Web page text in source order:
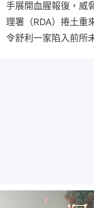
手展開血腥報復，威
理署（RDA）捲土重
令舒利一家陷入前所